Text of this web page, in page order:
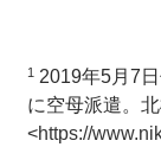
12019年5月7日
に空母派遣。北
<https://